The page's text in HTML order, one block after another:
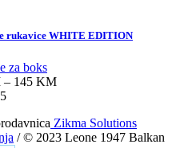
rukavice WHITE EDITION
za boks
– 145 KM
Zikma Solutions
/ © 2023 Leone 1947 Balkan